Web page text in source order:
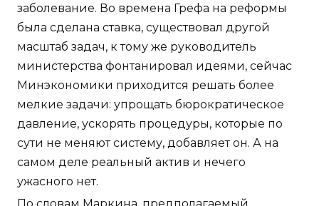
заболевание. Во времена Грефа на реформы
была сделана ставка, существовал другой
масштаб задач, к тому же руководитель
министерства фонтанировал идеями, сейчас
Минэкономики приходится решать более
мелкие задачи: упрощать бюрократическое
давление, ускорять процедуры, которые по
сути не меняют систему, добавляет он. А на
самом деле реальный актив и нечего
ужасного нет.